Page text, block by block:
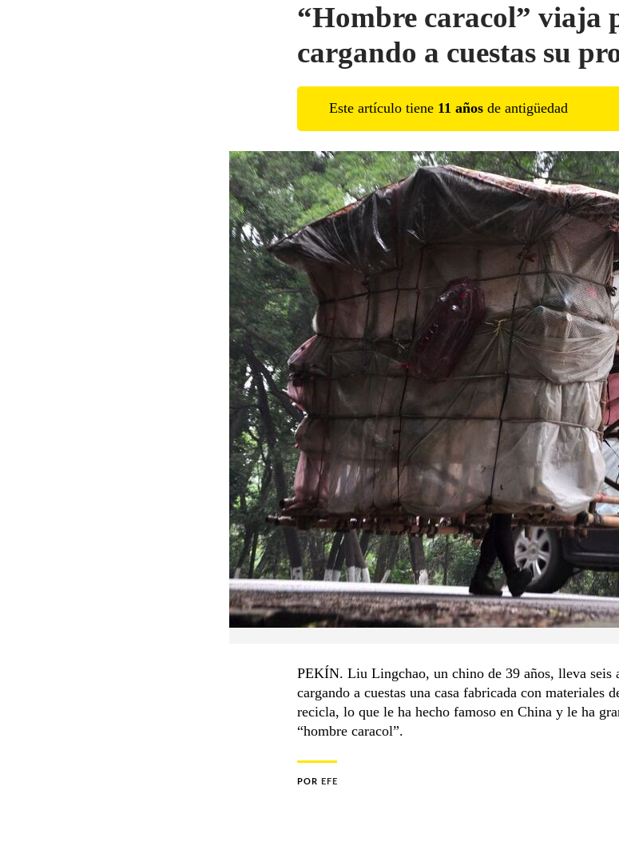
“Hombre caracol” viaja
cargando a cuestas su
Este artículo tiene 11 años de antigüedad
PEKÍN. Liu Lingchao, un chino de 39 años, lleva seis
cargando a cuestas una casa fabricada con materiales
recicla, lo que le ha hecho famoso en China y le ha
“hombre caracol”.
POR EFE